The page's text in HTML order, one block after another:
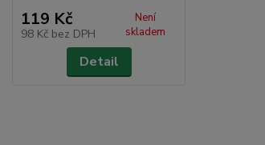
119 Kč
98 Kč bez DPH
Není
skladem
Detail